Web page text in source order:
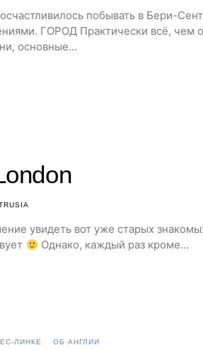
побывать в Бери-
ГОРОД Практически всё, чем
основные…
увидеть вот уже старых
Однако, каждый раз кроме…
ЛИНКЕ ОБ АНГЛИИ